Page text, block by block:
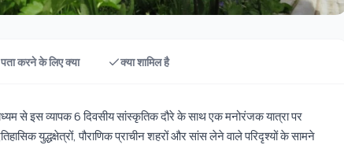
पता करने के लिए क्या क्या शामिल है
से इस व्यापक 6 दिवसीय सांस्कृतिक दौरे के साथ एक मनोरंजक यात्रा पर
युद्धक्षेत्रों, पौराणिक प्राचीन शहरों और सांस लेने वाले परिदृश्यों के सामने